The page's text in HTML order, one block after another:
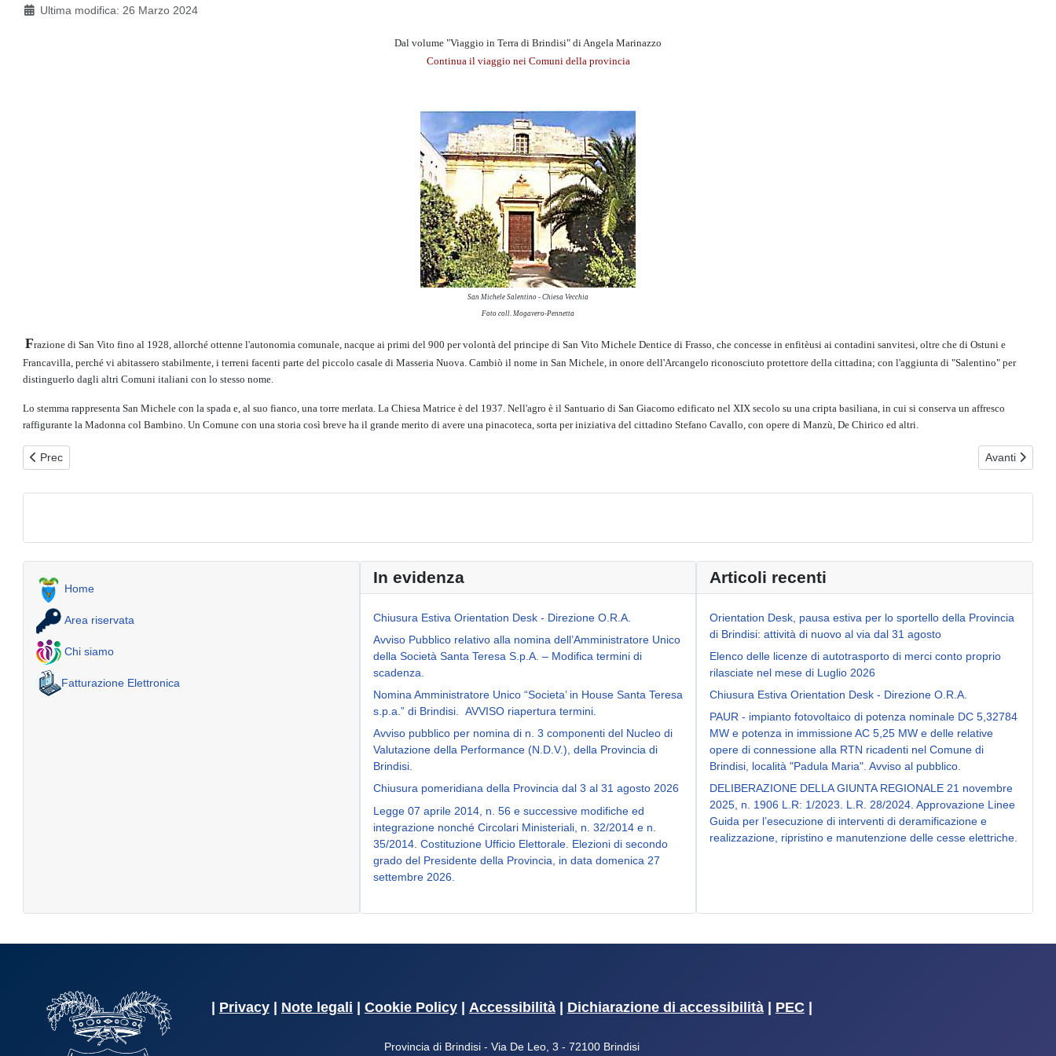
Ultima modifica: 26 Marzo 2024
Dal volume "Viaggio in Terra di Brindisi" di Angela Marinazzo
Continua il viaggio nei Comuni della provincia
San Michele Salentino - Chiesa Vecchia
Foto coll. Mogavero-Pennetta
Frazione di San Vito fino al 1928, allorché ottenne l'autonomia comunale, nacque ai primi del 900 per volontà del principe di San Vito Michele Dentice di Frasso, che concesse in enfitèusi ai contadini sanvitesi, oltre che di Ostuni e
Francavilla, perché vi abitassero stabilmente, i terreni facenti parte del piccolo casale di Masseria Nuova. Cambiò il nome in San Michele, in onore dell'Arcangelo riconosciuto protettore della cittadina; con l'aggiunta di "Salentino" per
distinguerlo dagli altri Comuni italiani con lo stesso nome.
Lo stemma rappresenta San Michele con la spada e, al suo fianco, una torre merlata. La Chiesa Matrice è del 1937. Nell'agro è il Santuario di San Giacomo edificato nel XIX secolo su una cripta basiliana, in cui si conserva un affresco
raffigurante la Madonna col Bambino. Un Comune con una storia così breve ha il grande merito di avere una pinacoteca, sorta per iniziativa del cittadino Stefano Cavallo, con opere di Manzù, De Chirico ed altri.
Articolo precedente: San Pancrazio Salentino
Prec Articolo
Avanti
Home
Area riservata
Chi siamo
Fatturazione Elettronica
In evidenza
Chiusura Estiva Orientation Desk - Direzione O.R.A.
Avviso Pubblico relativo alla nomina dell’Amministratore Unico
della Società Santa Teresa S.p.A. – Modifica termini di
scadenza.
Nomina Amministratore Unico “Societa’ in House Santa Teresa
s.p.a.” di Brindisi. AVVISO riapertura termini.
Avviso pubblico per nomina di n. 3 componenti del Nucleo di
Valutazione della Performance (N.D.V.), della Provincia di
Brindisi.
Chiusura pomeridiana della Provincia dal 3 al 31 agosto 2026
Legge 07 aprile 2014, n. 56 e successive modifiche ed
integrazione nonché Circolari Ministeriali, n. 32/2014 e n.
35/2014. Costituzione Ufficio Elettorale. Elezioni di secondo
grado del Presidente della Provincia, in data domenica 27
settembre 2026.
Articoli recenti
Orientation Desk, pausa estiva per lo sportello della Provincia
di Brindisi: attività di nuovo al via dal 31 agosto
Elenco delle licenze di autotrasporto di merci conto proprio
rilasciate nel mese di Luglio 2026
Chiusura Estiva Orientation Desk - Direzione O.R.A.
PAUR - impianto fotovoltaico di potenza nominale DC 5,32784
MW e potenza in immissione AC 5,25 MW e delle relative
opere di connessione alla RTN ricadenti nel Comune di
Brindisi, località "Padula Maria". Avviso al pubblico.
DELIBERAZIONE DELLA GIUNTA REGIONALE 21 novembre
2025, n. 1906 L.R: 1/2023. L.R. 28/2024. Approvazione Linee
Guida per l’esecuzione di interventi di deramificazione e
realizzazione, ripristino e manutenzione delle cesse elettriche.
Privacy| Note legali Cookie Policy| Accessibilità| Dichiarazione di accessibilità| PEC|
Provincia di Brindisi - Via De Leo, 3 - 72100 Brindisi